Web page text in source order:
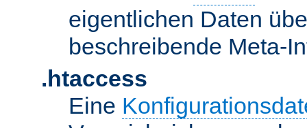
eigentlichen Daten
beschreibende Meta-
.htaccess
Eine